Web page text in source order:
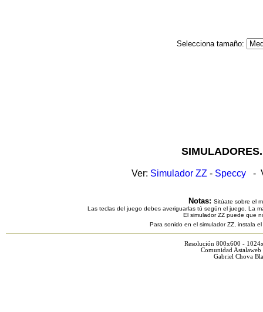
Selecciona tamaño:
Ver: Simulador ZZ - Speccy -
Notas: Sitúate sobre el
Las teclas del juego debes averiguarlas tú según el juego. La
El simulador ZZ puede que
Para sonido en el simulador ZZ, instala
Resolución 800x600 -
Comunidad
Gabriel Chova